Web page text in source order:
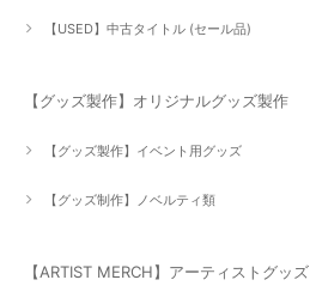
【USED】中古タイトル (セール品)
【グッズ製作】オリジナルグッズ製作
【グッズ製作】イベント用グッズ
【グッズ制作】ノベルティ類
【ARTIST MERCH】アーティストグッズ